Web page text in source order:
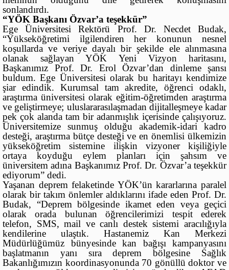
sonlandırdı.
“YÖK Başkanı Özvar’a teşekkür”
Ege Üniversitesi Rektörü Prof. Dr. Necdet Budak,
“Yükseköğretimi ilgilendiren her konunun nesnel
koşullarda ve veriye dayalı bir şekilde ele alınmasına
olanak sağlayan YÖK Yeni Vizyon haritasını,
Başkanımız Prof. Dr. Erol Özvar’dan dinleme şansı
buldum. Ege Üniversitesi olarak bu haritayı kendimize
şiar edindik. Kurumsal tam akredite, öğrenci odaklı,
araştırma üniversitesi olarak eğitim-öğretimden araştırma
ve geliştirmeye; uluslararasılaşmadan dijitalleşmeye kadar
pek çok alanda tam bir adanmışlık içerisinde çalışıyoruz.
Üniversitemize sunmuş olduğu akademik-idari kadro
desteği, araştırma bütçe desteği ve en önemlisi ülkemizin
yükseköğretim sistemine ilişkin vizyoner kişiliğiyle
ortaya koyduğu eylem planları için şahsım ve
üniversitem adına Başkanımız Prof. Dr. Özvar’a teşekkür
ediyorum” dedi.
Yaşanan deprem felaketinde YÖK’ün kararlarına paralel
olarak bir takım önlemler aldıklarını ifade eden Prof. Dr.
Budak, “Deprem bölgesinde ikamet eden veya geçici
olarak orada bulunan öğrencilerimizi tespit ederek
telefon, SMS, mail ve canlı destek sistemi aracılığıyla
kendilerine ulaştık. Hastanemiz Kan Merkezi
Müdürlüğümüz bünyesinde kan bağışı kampanyasını
başlatmanın yanı sıra deprem bölgesine Sağlık
Bakanlığımızın koordinasyonunda 70 gönüllü doktor ve